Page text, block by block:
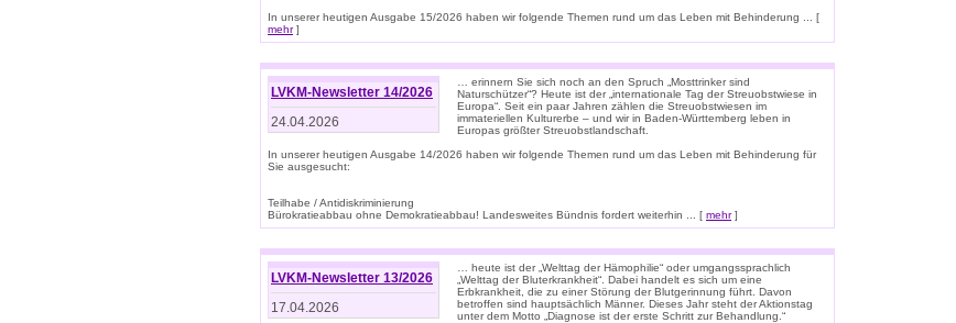
In unserer heutigen Ausgabe 15/2026 haben wir folgende Themen rund um das Leben mit Behinderung ... [
mehr]
LVKM-Newsletter 14/2026
24.04.2026
… erinnern Sie sich noch an den Spruch „Mosttrinker sind
Naturschützer“? Heute ist der „internationale Tag der Streuobstwiese in
Europa“. Seit ein paar Jahren zählen die Streuobstwiesen im
immateriellen Kulturerbe – und wir in Baden-Württemberg leben in
Europas größter Streuobstlandschaft.
In unserer heutigen Ausgabe 14/2026 haben wir folgende Themen rund um das Leben mit Behinderung für
Sie ausgesucht:
Teilhabe / Antidiskriminierung
Bürokratieabbau ohne Demokratieabbau! Landesweites Bündnis fordert weiterhin ... [ mehr]
LVKM-Newsletter 13/2026
17.04.2026
… heute ist der „Welttag der Hämophilie“ oder umgangssprachlich
„Welttag der Bluterkrankheit“. Dabei handelt es sich um eine
Erbkrankheit, die zu einer Störung der Blutgerinnung führt. Davon
betroffen sind hauptsächlich Männer. Dieses Jahr steht der Aktionstag
unter dem Motto „Diagnose ist der erste Schritt zur Behandlung.“